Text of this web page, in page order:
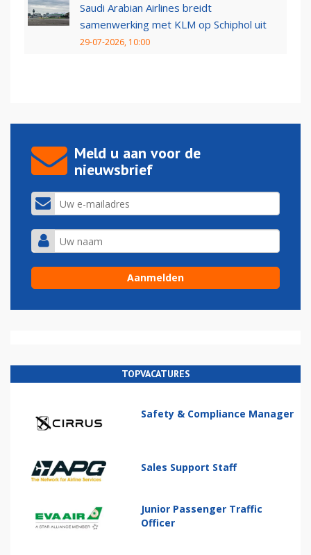
Saudi Arabian Airlines breidt
samenwerking met KLM op Schiphol uit
29-07-2026, 10:00
Meld u aan voor de
nieuwsbrief
TOPVACATURES
Safety & Compliance Manager
Sales Support Staff
Junior Passenger Traffic
Officer